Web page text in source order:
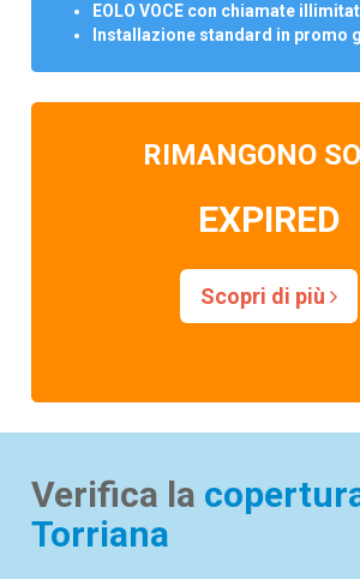
EOLO VOCE con chiamate
Installazione standard in promo
RIMANGONO
EXPIRED
Scopri di più
Verifica la
Torriana